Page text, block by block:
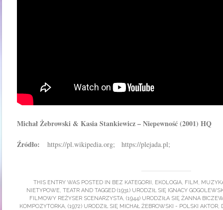
Michał Żebrowski & Kasia Stankiewicz – Niepewność (2001) HQ
Źródło: https://pl.wikipedia.org; https://plejada.pl;
THIS ENTRY WAS POSTED IN BEZ KATEGORII, EKOLOGIA, FILM,
NIETYPOWE, TEATR AND TAGGED (1931) URODZIŁ SIĘ IGNACY
FILMOWY REŻYSER SCENARZYSTA, (1944) URODZIŁA SIĘ ŻANNA
KOMPOZYTORKA, (1972) URODZIŁ SIĘ MICHAŁ ŻEBROWSKI - POLSKI AKTOR,